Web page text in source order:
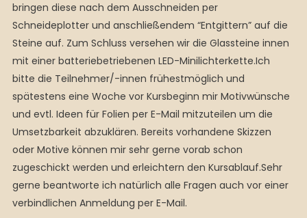
bringen diese nach dem Ausschneiden per
Schneideplotter und anschließendem “Entgittern” auf die
Steine auf. Zum Schluss versehen wir die Glassteine innen
mit einer batteriebetriebenen LED-Minilichterkette.Ich
bitte die Teilnehmer/-innen frühestmöglich und
spätestens eine Woche vor Kursbeginn mir Motivwünsche
und evtl. Ideen für Folien per E-Mail mitzuteilen um die
Umsetzbarkeit abzuklären. Bereits vorhandene Skizzen
oder Motive können mir sehr gerne vorab schon
zugeschickt werden und erleichtern den Kursablauf.Sehr
gerne beantworte ich natürlich alle Fragen auch vor einer
verbindlichen Anmeldung per E-Mail.